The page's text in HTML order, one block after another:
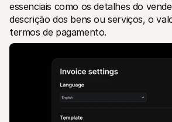
essenciais como os detalhes do
descrição dos bens ou serviços, o
termos de pagamento.